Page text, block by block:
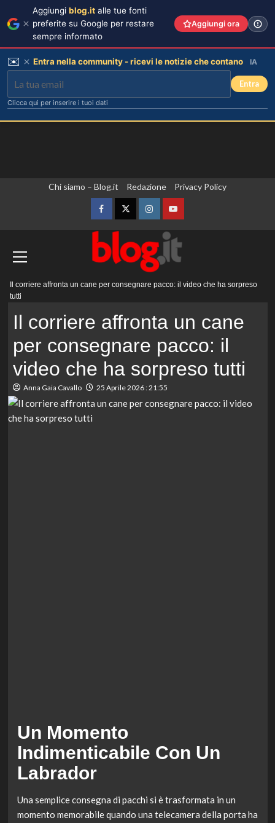
Chi siamo – Blog.it Redazione Privacy Policy
FacebookTwitterInstagramYouTube
Il corriere affronta un cane per consegnare pacco: il video che ha sorpreso
tutti
Il corriere affronta un cane
per consegnare pacco: il
video che ha sorpreso tutti
Anna Gaia Cavallo 25 Aprile 2026 : 21:55
Un Momento
Indimenticabile Con Un
Labrador
Una semplice consegna di pacchi si è trasformata in un
momento memorabile quando una telecamera della porta ha
Aggiungi blog.it alle tue fonti
preferite su Google per restare
sempre informato
Aggiungi ora
✉️ Entra nella community - ricevi le notizie che contano IA
Entra
Clicca qui per inserire i tuoi dati